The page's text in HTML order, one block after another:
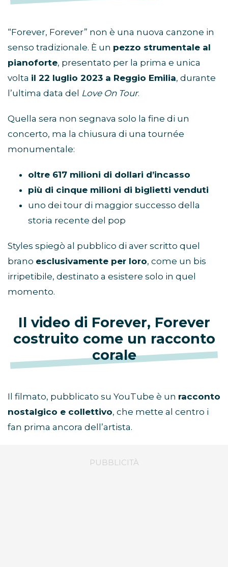
“Forever, Forever” non è una nuova canzone in
senso tradizionale. È un pezzo strumentale al
pianoforte, presentato per la prima e unica
volta il 22 luglio 2023 a Reggio Emilia, durante
l’ultima data del Love On Tour.
Quella sera non segnava solo la fine di un
concerto, ma la chiusura di una tournée
monumentale:
oltre 617 milioni di dollari d’incasso
più di cinque milioni di biglietti venduti
uno dei tour di maggior successo della
storia recente del pop
Styles spiegò al pubblico di aver scritto quel
brano esclusivamente per loro, come un bis
irripetibile, destinato a esistere solo in quel
momento.
Il video di Forever, Forever
costruito come un racconto
corale
Il filmato, pubblicato su YouTube è un racconto
nostalgico e collettivo, che mette al centro i
fan prima ancora dell’artista.